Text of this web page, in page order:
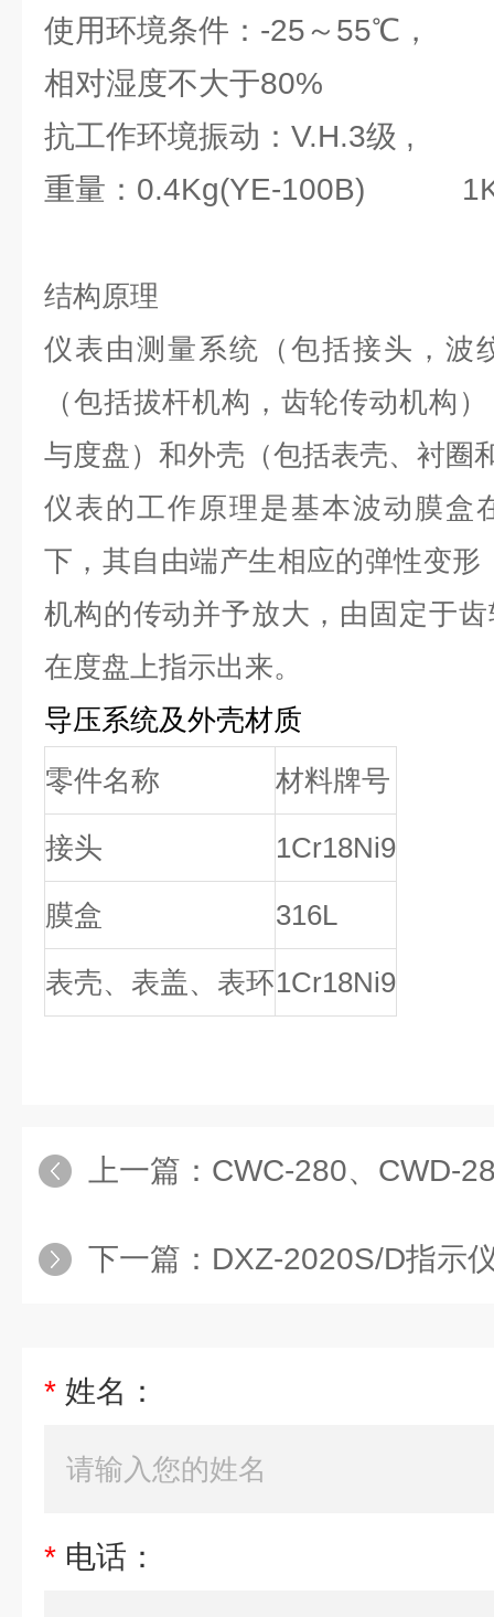
使用环境条件：-25～55℃，
相对湿度不大于80%
抗工作环境振动：V.H.3级 ,
重量：0.4Kg(YE-100B)
结构原理
仪表由测量系统（包括接头，波
（包括拔杆机构，齿轮传动机构
与度盘）和外壳（包括表壳、衬圈
仪表的工作原理是基本波动膜盒
下，其自由端产生相应的弹性变形
机构的传动并予放大，由固定于
在度盘上指示出来。
导压系统及外壳材质
零件名称
材料牌号
接头 1Cr18Ni9
膜盒 316L
表壳、表盖、表环1Cr18Ni9
上一篇： CWC-280、CWD-280双
下一篇： DXZ-2020S/D指示
* 姓名：
* 电话：